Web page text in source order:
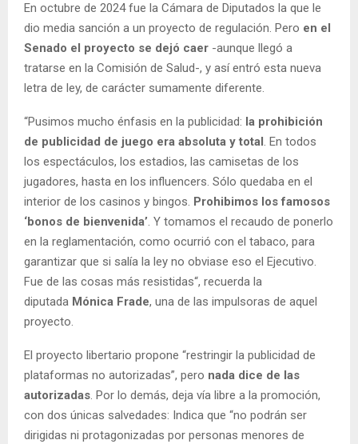
En octubre de 2024 fue la Cámara de Diputados la que le
dio media sanción a un proyecto de regulación. Pero en el
Senado el proyecto se dejó caer -aunque llegó a
tratarse en la Comisión de Salud-, y así entró esta nueva
letra de ley, de carácter sumamente diferente.
“Pusimos mucho énfasis en la publicidad: la prohibición
de publicidad de juego era absoluta y total. En todos
los espectáculos, los estadios, las camisetas de los
jugadores, hasta en los influencers. Sólo quedaba en el
interior de los casinos y bingos. Prohibimos los famosos
‘bonos de bienvenida’. Y tomamos el recaudo de ponerlo
en la reglamentación, como ocurrió con el tabaco, para
garantizar que si salía la ley no obviase eso el Ejecutivo.
Fue de las cosas más resistidas“, recuerda la
diputada Mónica Frade, una de las impulsoras de aquel
proyecto.
El proyecto libertario propone “restringir la publicidad de
plataformas no autorizadas”, pero nada dice de las
autorizadas. Por lo demás, deja vía libre a la promoción,
con dos únicas salvedades: Indica que “no podrán ser
dirigidas ni protagonizadas por personas menores de